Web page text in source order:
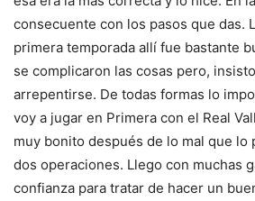
consecuente con los pasos que das.
primera temporada allí fue bastante
se complicaron las cosas pero,
arrepentirse. De todas formas lo
voy a jugar en Primera con el Real
muy bonito después de lo mal que lo
dos operaciones. Llego con muchas
confianza para tratar de hacer un